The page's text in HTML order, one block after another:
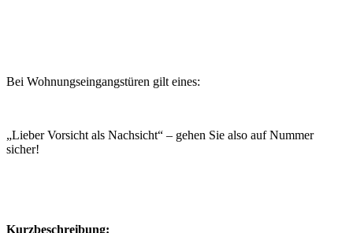
Bei Wohnungseingangstüren gilt eines:
„Lieber Vorsicht als Nachsicht“ – gehen Sie also auf Nummer
sicher!
Kurzbeschreibung: